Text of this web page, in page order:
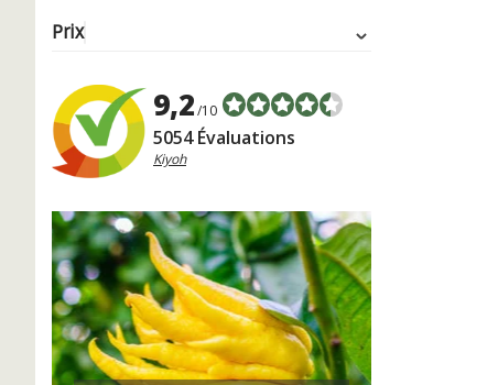
Prix
9,2/10
5054 Évaluations
Kiyoh